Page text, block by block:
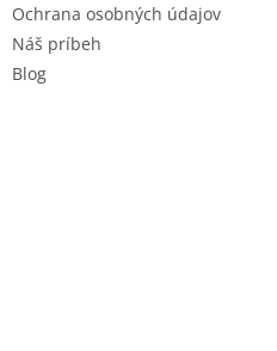
Ochrana osobných údajov
Náš príbeh
Blog